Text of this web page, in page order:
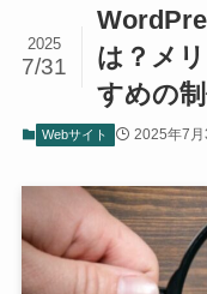
は？メ
すめの
2025
7/31
Webサイト 2025年7月